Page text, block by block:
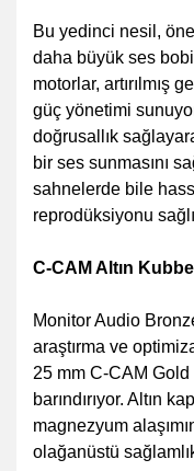
Bu yedinci nesil,
daha büyük ses
motorlar, artırılmış
güç yönetimi
doğrusallık
bir ses sunmasını
sahnelerde bile
reprodüksiyonu
C-CAM Altın
Monitor Audio
araştırma ve
25 mm C-CAM
barındırıyor. Altın
magnezyum
olağanüstü